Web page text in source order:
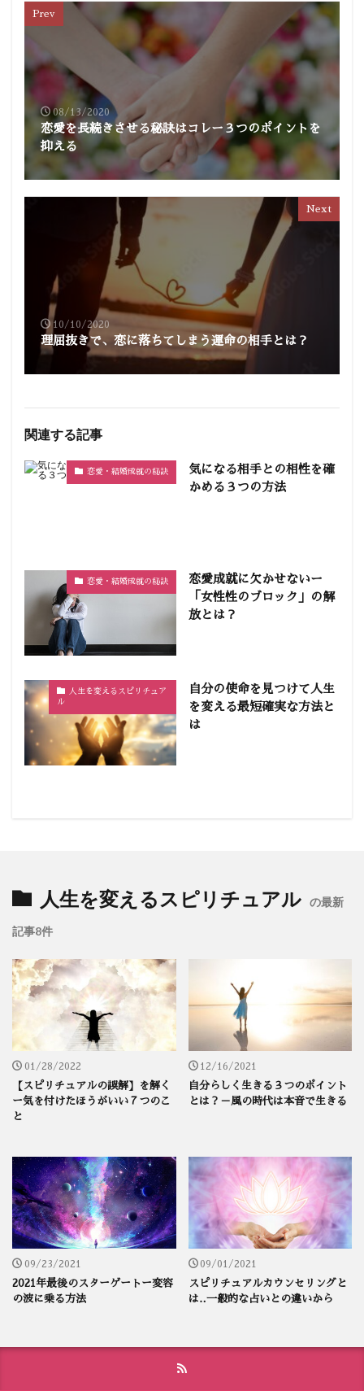
Prev
08/13/2020
恋愛を長続きさせる秘訣はコレー３つのポイントを
抑える
Next
10/10/2020
理屈抜きで、恋に落ちてしまう運命の相手とは？
関連する記事
恋愛・結婚成就の秘訣
気になる相手との相性を確
かめる３つの方法
恋愛・結婚成就の秘訣
恋愛成就に欠かせないー
「女性性のブロック」の解
放とは？
人生を変えるスピリチュア
ル
自分の使命を見つけて人生
を変える最短確実な方法と
は
人生を変えるスピリチュアル の最新
記事8件
01/28/2022
【スピリチュアルの誤解】を解く
ー気を付けたほうがいい７つのこ
と
12/16/2021
自分らしく生きる３つのポイント
とは？－風の時代は本音で生きる
09/23/2021
2021年最後のスターゲートー変容
の波に乗る方法
09/01/2021
スピリチュアルカウンセリングと
は‥一般的な占いとの違いから